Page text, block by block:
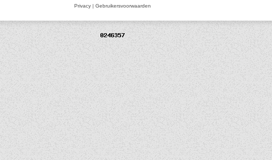
Privacy | Gebruikersvoorwaarden